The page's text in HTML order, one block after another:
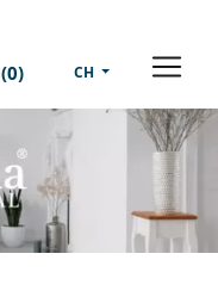
(0) CH